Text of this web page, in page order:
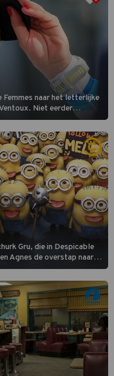
Femmes naar het letterlijke
Niet eerder
deze kale col uit de
is vlak.
Gru, die in Despicable
Agnes de overstap naar
weet te blijven.